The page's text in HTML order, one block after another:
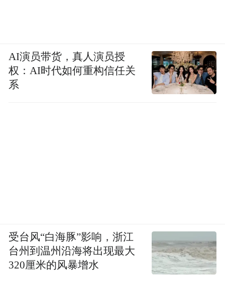
AI演员带货，真人演员授
权：AI时代如何重构信任关
系
受台风“白海豚”影响，浙江
台州到温州沿海将出现最大
320厘米的风暴增水